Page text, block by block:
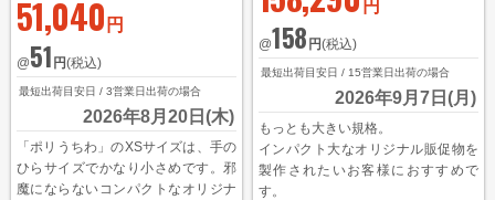
51,040 円
@51 円(税込)
最短出荷目安日 / 3営業日出荷の場合
2026年8月20日(木)
「ポリうちわ」のXSサイズは、手の
ひらサイズでかなり小さめです。邪
魔にならないコンパクトなオリジナ
円
@158 円(税込)
最短出荷目安日 / 15営業日出荷の場合
2026年9月7日(月)
もっとも大きい規格。
インパクト大なオリジナル販促物を
製作されたいお客様におすすめで
す。